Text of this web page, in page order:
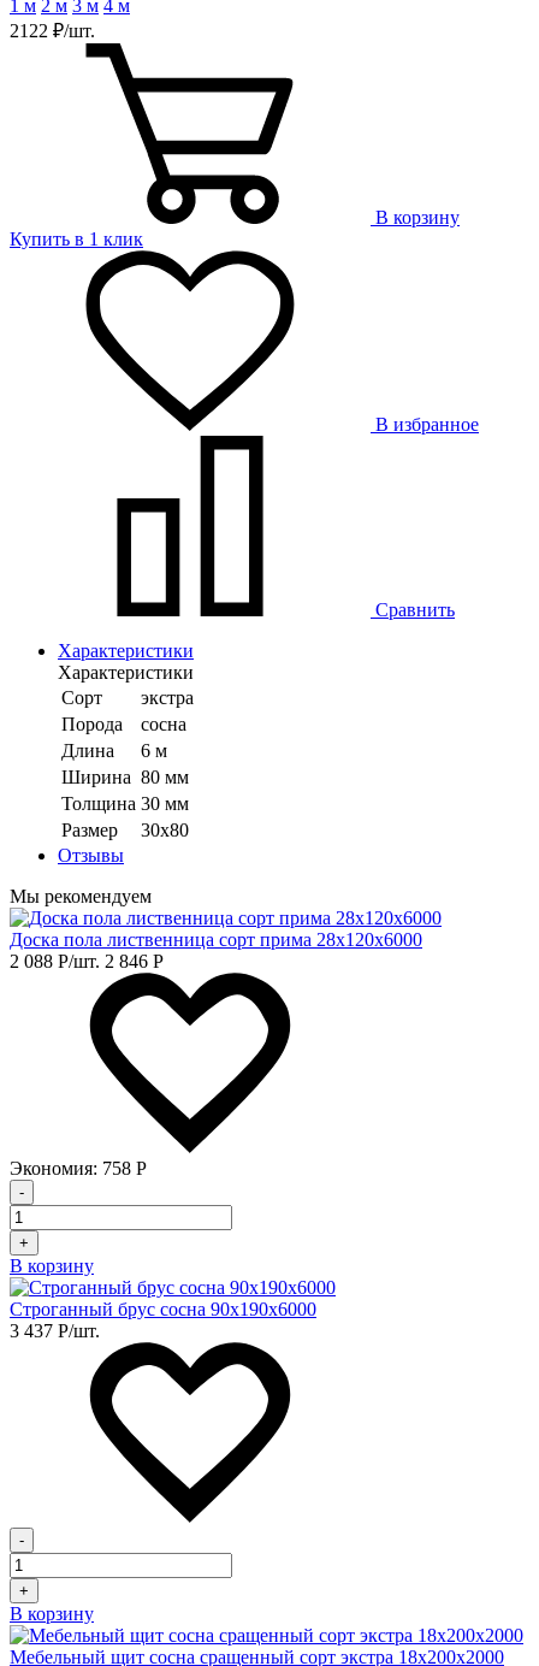
1 м 2 м 3 м 4 м
2122 ₽/шт.
В корзину
Купить в 1 клик
В избранное
Сравнить
Характеристики
Характеристики
Сорт
экстра
Порода
сосна
Длина
6 м
Ширина 80 мм
Толщина 30 мм
Размер
30х80
Отзывы
Мы рекомендуем
Доска пола лиственница сорт прима 28х120х6000
2 088 Р/шт. 2 846 Р
Экономия: 758 Р
-
+
В корзину
Строганный брус сосна 90х190х6000
3 437 Р/шт.
-
+
В корзину
Мебельный щит сосна сращенный сорт экстра 18х200х2000